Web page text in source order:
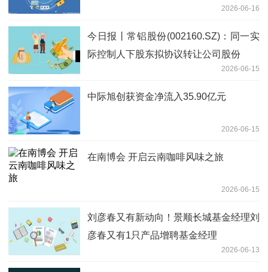
2026-06-16
今日报丨常铝股份(002160.SZ)：同一实
际控制人下股东拟协议转让公司股份
2026-06-15
中际旭创获资金净流入35.90亿元
2026-06-15
在南博会 开启云南咖啡风味之旅
2026-06-15
刘彦春又有新动向！景顺长城基金经理刘
彦春又有1只产品增聘基金经理
2026-06-13